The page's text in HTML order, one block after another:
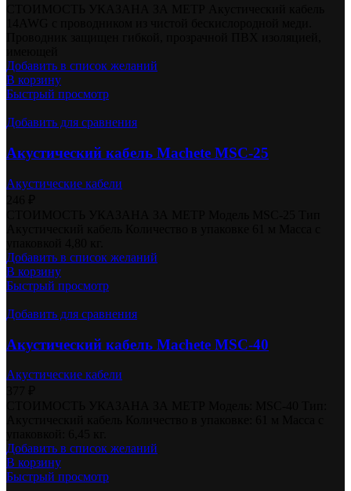
Добавить в список желаний
В корзину
Быстрый просмотр
Добавить для сравнения
Акустический кабель Machete MSC-25
Акустические кабели
Добавить в список желаний
В корзину
Быстрый просмотр
Добавить для сравнения
Акустический кабель Machete MSC-40
Акустические кабели
Добавить в список желаний
В корзину
Быстрый просмотр